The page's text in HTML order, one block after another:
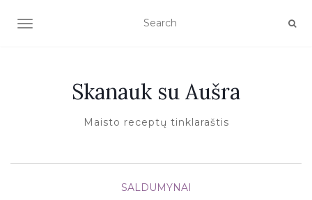
TOGGLE NAVIGATION
Skanauk su Aušra
Maisto receptų tinklaraštis
SALDUMYNAI